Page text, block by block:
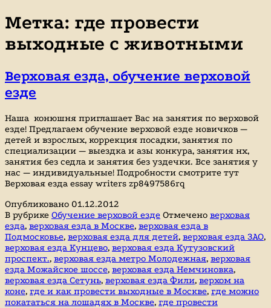
Метка: где провести
выходные с животными
Верховая езда, обучение верховой
езде
Наша конюшня приглашает Вас на занятия по верховой
езде! Предлагаем обучение верховой езде новичков —
детей и взрослых, коррекция посадки, занятия по
специализации — выездка и азы конкура, занятия нх,
занятия без седла и занятия без уздечки. Все занятия у
нас — индивидуальные! Подробности смотрите тут
Верховая езда essay writers zp8497586rq
Опубликовано 01.12.2012
В рубрике Обучение верховой езде Отмечено верховая
езда, верховая езда в Москве, верховая езда в
Подмосковье, верховая езда для детей, верховая езда ЗАО,
верховая езда Кунцево, верховая езда Кутузовский
проспект., верховая езда метро Молодежная, верховая
езда Можайское шоссе, верховая езда Немчиновка,
верховая езда Сетунь, верховая езда Фили, верхом на
коне, где и как провести выходные в Москве, где можно
покататься на лошадях в Москве, где провести